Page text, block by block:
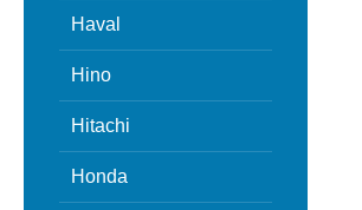
Haval
Hino
Hitachi
Honda